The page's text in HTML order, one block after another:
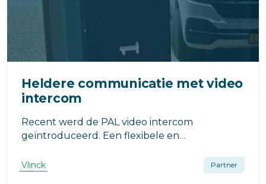
Heldere communicatie met video
intercom
Recent werd de PAL video intercom
geïntroduceerd. Een flexibele en
terrein of pand. Een video intercom biedt een
aantal voordelen voor een VvE ten opzichte
Vlinck Partner